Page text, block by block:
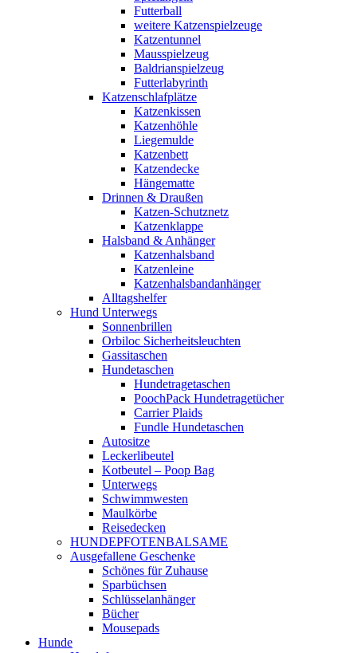
Futterball
weitere Katzenspielzeuge
Katzentunnel
Mausspielzeug
Baldrianspielzeug
Futterlabyrinth
Katzenschlafplätze
Katzenkissen
Katzenhöhle
Liegemulde
Katzenbett
Katzendecke
Hängematte
Drinnen & Draußen
Katzen-Schutznetz
Katzenklappe
Halsband & Anhänger
Katzenhalsband
Katzenleine
Katzenhalsbandanhänger
Alltagshelfer
Hund Unterwegs
Sonnenbrillen
Orbiloc Sicherheitsleuchten
Gassitaschen
Hundetaschen
Hundetragetaschen
PoochPack Hundetragetücher
Carrier Plaids
Fundle Hundetaschen
Autositze
Leckerlibeutel
Kotbeutel – Poop Bag
Unterwegs
Schwimmwesten
Maulkörbe
Reisedecken
HUNDEPFOTENBALSAME
Ausgefallene Geschenke
Schönes für Zuhause
Sparbüchsen
Schlüsselanhänger
Bücher
Mousepads
Hunde